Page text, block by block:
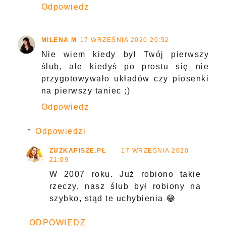
Odpowiedz
MILENA M 17 WRZEŚNIA 2020 20:52
Nie wiem kiedy był Twój pierwszy
ślub, ale kiedyś po prostu się nie
przygotowywało układów czy piosenki
na pierwszy taniec ;)
Odpowiedz
Odpowiedzi
ZUZKAPISZE.PL
17 WRZEŚNIA 2020
21:09
W 2007 roku. Już robiono takie
rzeczy, nasz ślub był robiony na
szybko, stąd te uchybienia 😂
ODPOWIEDZ